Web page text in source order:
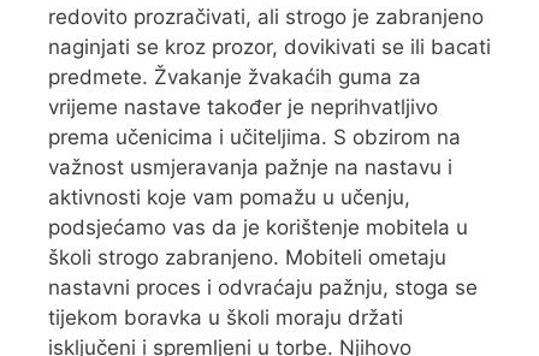
redovito prozračivati, ali strogo je zabranjeno
naginjati se kroz prozor, dovikivati se ili bacati
predmete. Žvakanje žvakaćih guma za
vrijeme nastave također je neprihvatljivo
prema učenicima i učiteljima. S obzirom na
važnost usmjeravanja pažnje na nastavu i
aktivnosti koje vam pomažu u učenju,
podsjećamo vas da je korištenje mobitela u
školi strogo zabranjeno. Mobiteli ometaju
nastavni proces i odvraćaju pažnju, stoga se
tijekom boravka u školi moraju držati
isključeni i spremljeni u torbe. Njihovo